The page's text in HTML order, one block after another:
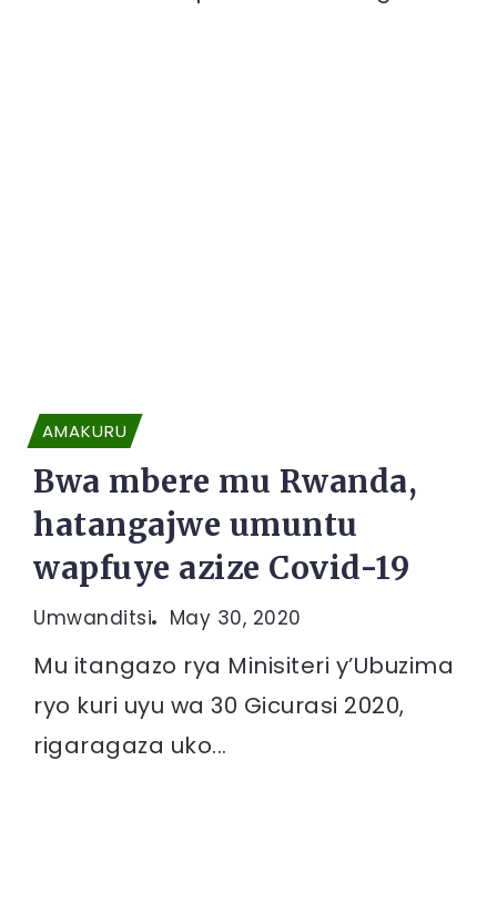
AMAKURU
Bwa mbere mu Rwanda,
hatangajwe umuntu
wapfuye azize Covid-19
Umwanditsi May 30, 2020
Mu itangazo rya Minisiteri y’Ubuzima
ryo kuri uyu wa 30 Gicurasi 2020,
rigaragaza uko...